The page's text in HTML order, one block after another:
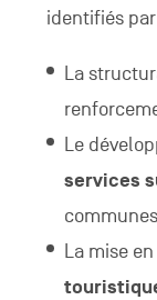
identifiés
La
Le
services
La mise